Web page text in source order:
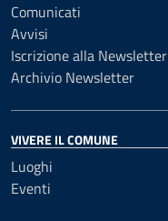
Comunicati
Avvisi
Iscrizione alla Newsletter
Archivio Newsletter
VIVERE IL COMUNE
Luoghi
Eventi